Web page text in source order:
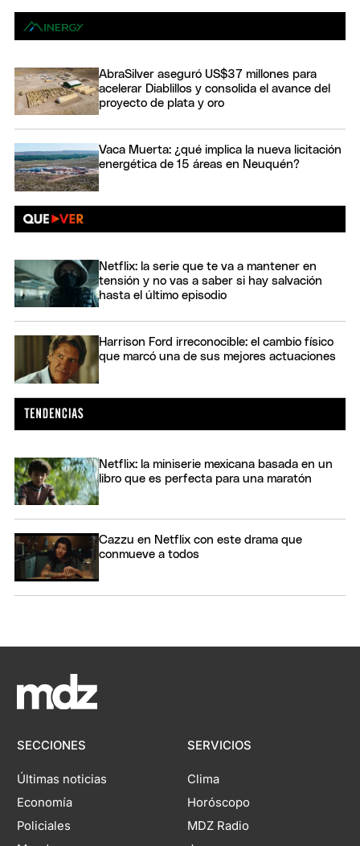
AbraSilver aseguró US$37 millones para
acelerar Diablillos y consolida el avance del
proyecto de plata y oro
Vaca Muerta: ¿qué implica la nueva licitación
energética de 15 áreas en Neuquén?
Netflix: la serie que te va a mantener en
tensión y no vas a saber si hay salvación
hasta el último episodio
Harrison Ford irreconocible: el cambio físico
que marcó una de sus mejores actuaciones
Netflix: la miniserie mexicana basada en un
libro que es perfecta para una maratón
Cazzu en Netflix con este drama que
conmueve a todos
SECCIONES
Últimas noticias
Economía
Policiales
SERVICIOS
Clima
Horóscopo
MDZ Radio